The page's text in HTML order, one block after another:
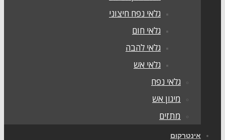
גלאי נפח חיצוני
גלאי חום
גלאי להבה
גלאי אש
גלאי נפח
מיגון אש
מתזים
אינטרקום